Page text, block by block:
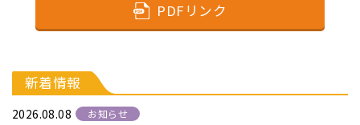
PDFリンク
新着情報
2026.08.08 お知らせ